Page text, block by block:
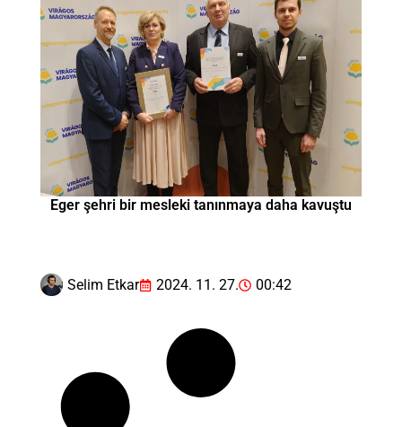
Eger şehri bir mesleki tanınmaya daha kavuştu
Selim Etkar 2024. 11. 27. 00:42